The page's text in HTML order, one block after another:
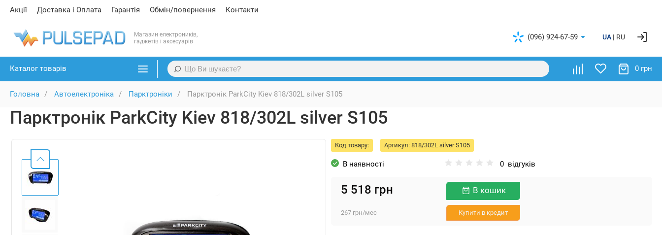
Магазин електроників,
гаджетів і аксесуарів
Акції Доставка і Оплата Гарантія Обмін/повернення Контакти
(096) 924-67-59 UA RU
Каталог товарів 0 грн
Головна Автоелектроніка Парктроніки Парктронік ParkCity Kiev 818/302L silver S105
Парктронік ParkCity Kiev 818/302L silver S105
Код товару: Артикул: 818/302L silver S105
В наявності 0 відгуків
5 518 грн В кошик
267 грн/мес Купити в кредит